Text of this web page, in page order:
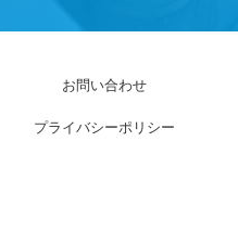
お問い合わせ
プライバシーポリシー